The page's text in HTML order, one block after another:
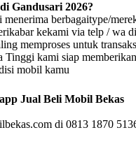
Gandusari 2026?
berbagaitype/
kekami via telp / wa di
memproses untuk
Tinggi kami siap memberikan
mobil kamu
Jual Beli Mobil Bekas
di 0813 1870